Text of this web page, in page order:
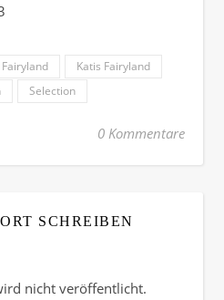
Fairyland
Katis Fairyland
Selection
0 Kommentare
SCHREIBEN
nicht veröffentlicht.